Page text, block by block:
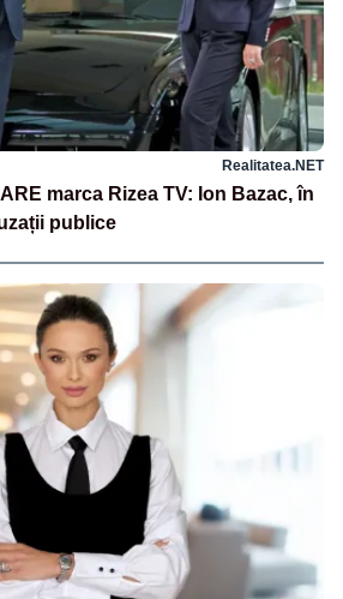
Realitatea.NET
marca Rizea TV: Ion Bazac, în
publice